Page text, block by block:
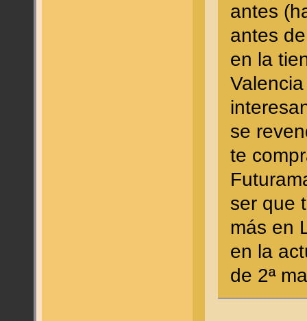
antes
antes
en la
se
te
ser que
más en
en la
de 2ª